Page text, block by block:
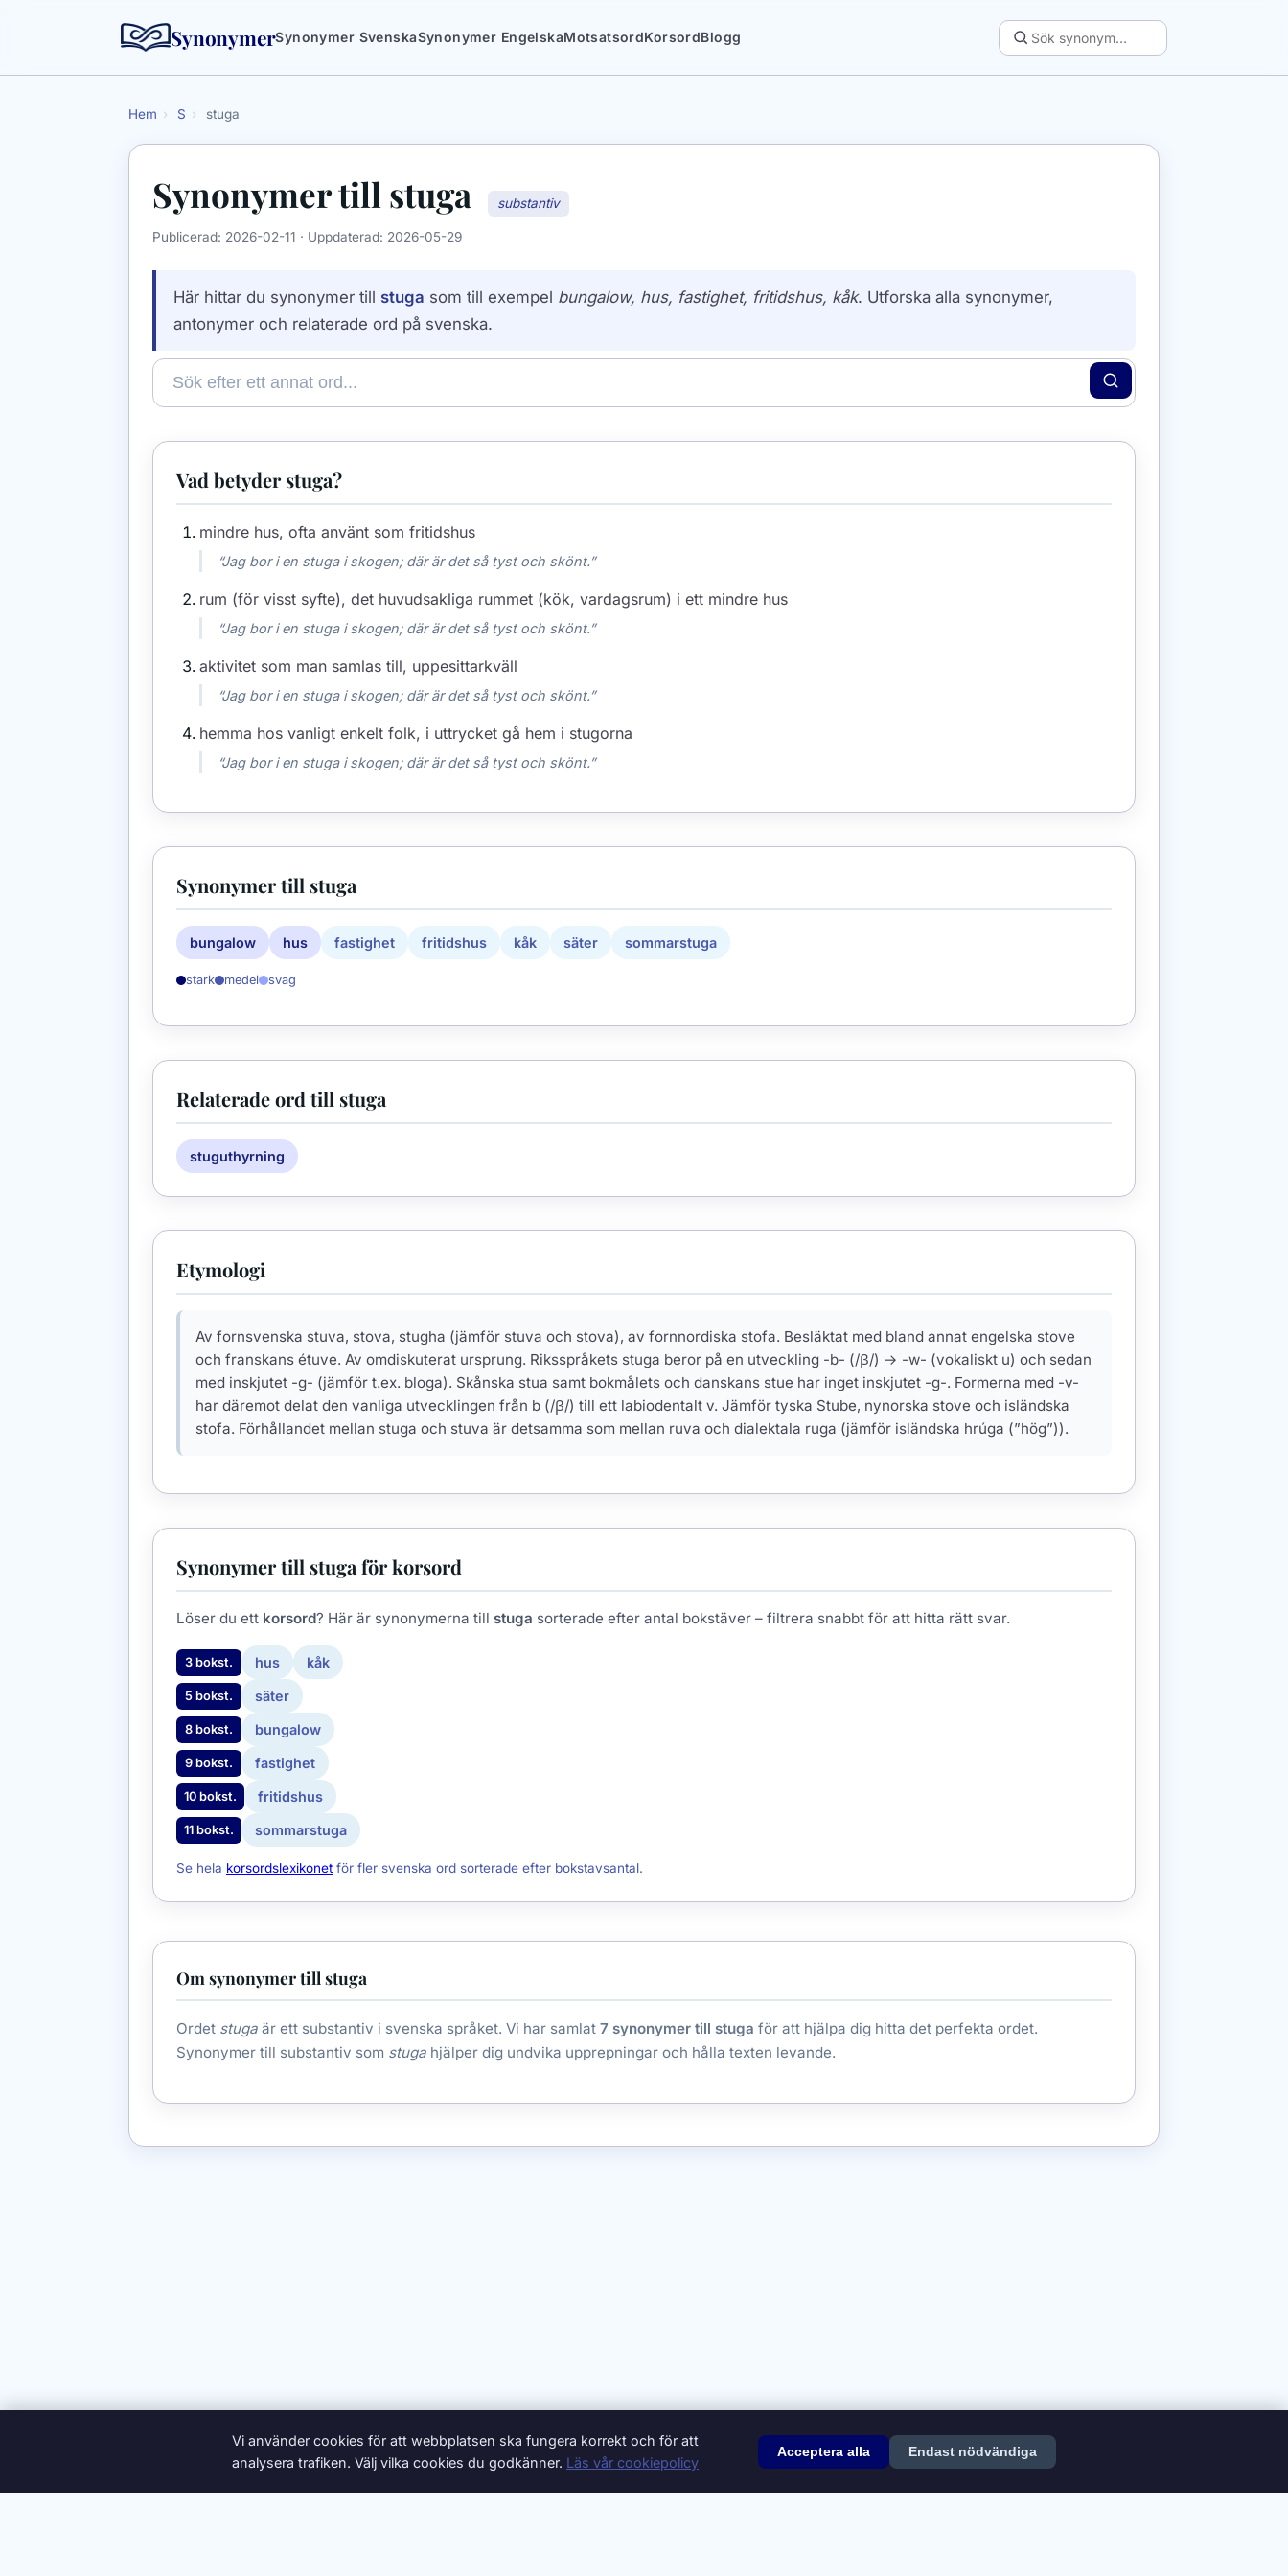
SynonymerSynonymer SvenskaSynonymer EngelskaMotsatsordKorsordBlogg
Hem › S › stuga
Synonymer till stuga substantiv
Publicerad: 2026-02-11 · Uppdaterad: 2026-05-29
Här hittar du synonymer till stuga som till exempel bungalow, hus, fastighet, fritidshus, kåk. Utforska alla synonymer,
antonymer och relaterade ord på svenska.
Vad betyder stuga?
mindre hus, ofta använt som fritidshus
“Jag bor i en stuga i skogen; där är det så tyst och skönt.”
rum (för visst syfte), det huvudsakliga rummet (kök, vardagsrum) i ett mindre hus
“Jag bor i en stuga i skogen; där är det så tyst och skönt.”
aktivitet som man samlas till, uppesittarkväll
“Jag bor i en stuga i skogen; där är det så tyst och skönt.”
hemma hos vanligt enkelt folk, i uttrycket gå hem i stugorna
“Jag bor i en stuga i skogen; där är det så tyst och skönt.”
Synonymer till stuga
bungalow hus fastighet fritidshus kåk säter sommarstuga
stark medel svag
Relaterade ord till stuga
stuguthyrning
Etymologi
Av fornsvenska stuva, stova, stugha (jämför stuva och stova), av fornnordiska stofa. Besläktat med bland annat engelska stove
och franskans étuve. Av omdiskuterat ursprung. Riksspråkets stuga beror på en utveckling -b- (/β/) → -w- (vokaliskt u) och sedan
med inskjutet -g- (jämför t.ex. bloga). Skånska stua samt bokmålets och danskans stue har inget inskjutet -g-. Formerna med -v-
har däremot delat den vanliga utvecklingen från b (/β/) till ett labiodentalt v. Jämför tyska Stube, nynorska stove och isländska
stofa. Förhållandet mellan stuga och stuva är detsamma som mellan ruva och dialektala ruga (jämför isländska hrúga (”hög”)).
Synonymer till stuga för korsord
Löser du ett korsord? Här är synonymerna till stuga sorterade efter antal bokstäver – filtrera snabbt för att hitta rätt svar.
3 bokst. hus kåk
5 bokst. säter
8 bokst. bungalow
9 bokst. fastighet
10 bokst. fritidshus
11 bokst. sommarstuga
Se hela korsordslexikonet för fler svenska ord sorterade efter bokstavsantal.
Om synonymer till stuga
Ordet stuga är ett substantiv i svenska språket. Vi har samlat 7 synonymer till stuga för att hjälpa dig hitta det perfekta ordet.
Synonymer till substantiv som stuga hjälper dig undvika upprepningar och hålla texten levande.
© 2026 Synonymer.it.com – Svenskt synonymlexikon
Vi använder cookies för att webbplatsen ska fungera korrekt och för att
analysera trafiken. Välj vilka cookies du godkänner. Läs vår cookiepolicy
Acceptera alla Endast nödvändiga